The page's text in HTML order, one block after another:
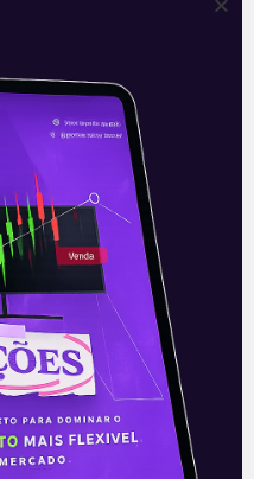
é
a falar sobre
das empresas
Moat (fosso de
é uma